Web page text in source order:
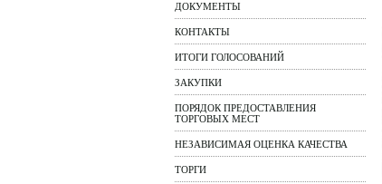
ДОКУМЕНТЫ
КОНТАКТЫ
ИТОГИ ГОЛОСОВАНИЙ
ЗАКУПКИ
ПОРЯДОК ПРЕДОСТАВЛЕНИЯ
ТОРГОВЫХ МЕСТ
НЕЗАВИСИМАЯ ОЦЕНКА КАЧЕСТВА
ТОРГИ